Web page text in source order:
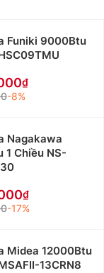
Funiki 9000Btu
-8%
Nagakawa
1 Chiều NS-
-17%
Midea 12000Btu
13CRN8